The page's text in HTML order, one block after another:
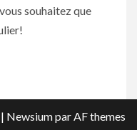
souhaitez que
| Newsiumpar AF themes